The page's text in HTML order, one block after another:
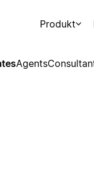
Produkt
Agents